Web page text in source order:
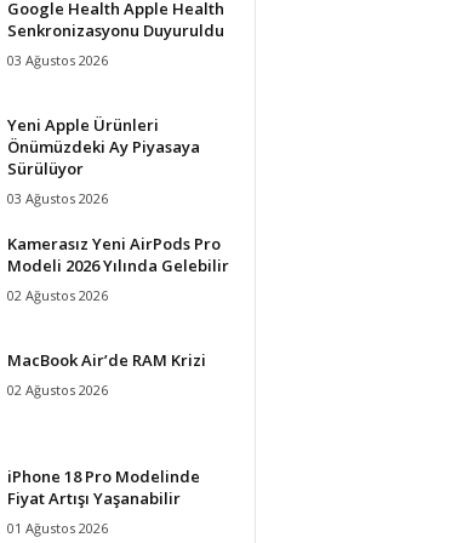
Google Health Apple Health
Senkronizasyonu Duyuruldu
03 Ağustos 2026
Yeni Apple Ürünleri
Önümüzdeki Ay Piyasaya
Sürülüyor
03 Ağustos 2026
Kamerasız Yeni AirPods Pro
Modeli 2026 Yılında Gelebilir
02 Ağustos 2026
MacBook Air’de RAM Krizi
02 Ağustos 2026
iPhone 18 Pro Modelinde
Fiyat Artışı Yaşanabilir
01 Ağustos 2026